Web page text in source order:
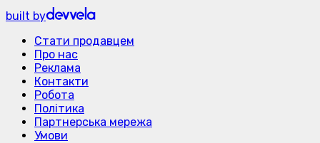
built by
Стати продавцем
Про нас
Реклама
Контакти
Робота
Політика
Партнерська мережа
Умови